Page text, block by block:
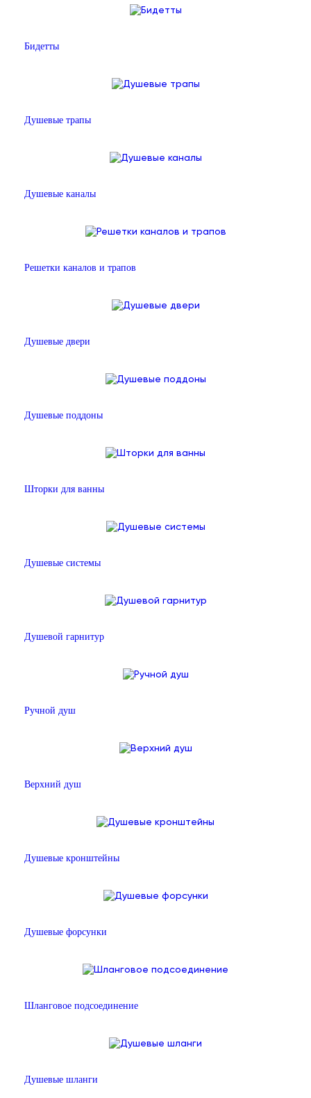
Бидетты
Душевые трапы
Душевые каналы
Решетки каналов и трапов
Душевые двери
Душевые поддоны
Шторки для ванны
Душевые системы
Душевой гарнитур
Ручной душ
Верхний душ
Душевые кронштейны
Душевые форсунки
Шланговое подсоединение
Душевые шланги